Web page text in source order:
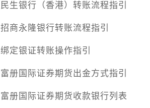
民生银行（香港）转账流程指引
招商永隆银行转账流程指引
绑定银证转账操作指引
富册国际证券期货出金方式指引
富册国际证券期货收款银行列表